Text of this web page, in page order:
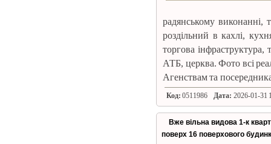
радянському
роздільний в кахлі,
торгова інфраструктура,
АТБ, церква. Фото всі
Агенствам та
Код: 0511986 Дата: 2026-01-31
Вже вільна видова 1-к
поверх 16 поверхового